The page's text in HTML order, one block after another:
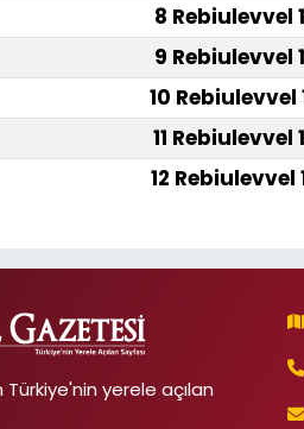
8 Rebiulevvel
9 Rebiulevvel
10 Rebiulevvel
11 Rebiulevvel
12 Rebiulevvel
yerele açılan